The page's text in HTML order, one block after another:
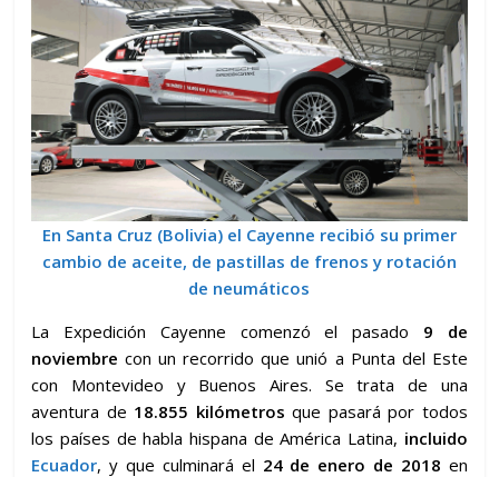
En Santa Cruz (Bolivia) el Cayenne recibió su primer
cambio de aceite, de pastillas de frenos y rotación
de neumáticos
La Expedición Cayenne comenzó el pasado 9 de
noviembre con un recorrido que unió a Punta del Este
con Montevideo y Buenos Aires. Se trata de una
aventura de 18.855 kilómetros que pasará por todos
los países de habla hispana de América Latina, incluido
Ecuador, y que culminará el 24 de enero de 2018 en